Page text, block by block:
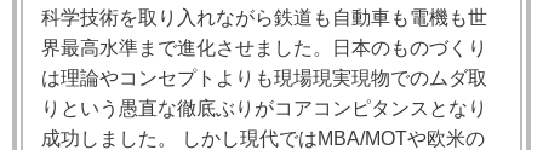
科学技術を取り入れながら鉄道も自動車も電機も世
界最高水準まで進化させました。日本のものづくり
は理論やコンセプトよりも現場現実現物でのムダ取
りという愚直な徹底ぶりがコアコンピタンスとなり
成功しました。 しかし現代ではMBA/MOTや欧米の